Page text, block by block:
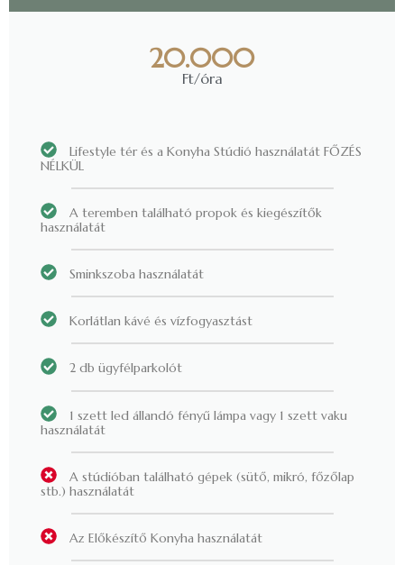
20.000
Ft/óra
Lifestyle tér és a Konyha Stúdió használatát FŐZÉS
NÉLKÜL
A teremben található propok és kiegészítők
használatát
Sminkszoba használatát
Korlátlan kávé és vízfogyasztást
2 db ügyfélparkolót
1 szett led állandó fényű lámpa vagy 1 szett vaku
használatát
A stúdióban található gépek (sütő, mikró, főzőlap
stb.) használatát
Az Előkészítő Konyha használatát